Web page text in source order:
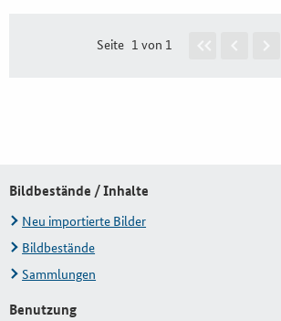
Seite 1 von 1
Bildbestände / Inhalte
Neu importierte Bilder
Bildbestände
Sammlungen
Benutzung